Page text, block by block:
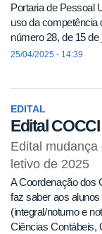
Portaria de Pessoal
uso da
número 28, de 15
25/04/2025 - 14:39
EDITAL
Edital
Edital
letivo de 2025
A Coordenação dos
faz saber aos
(integral/noturno e
Ciências Contábeis,